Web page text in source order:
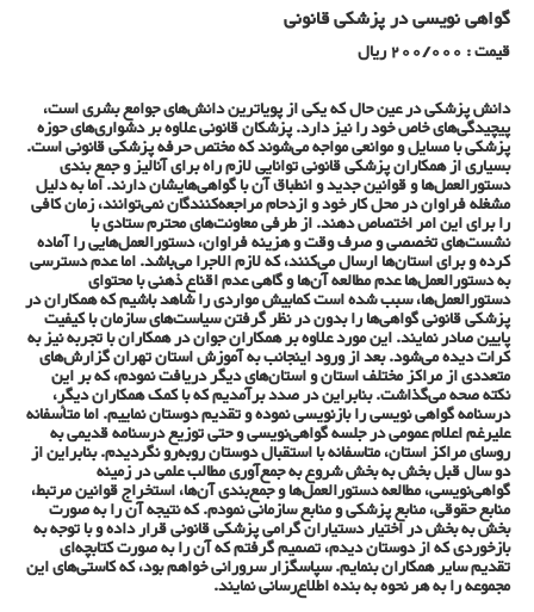
گواهی نویسی در پزشکی قانونی
قیمت : 200/000 ریال
دانش پزشکی در عین حال که یکی از پویاترین دانش‌های جوامع بشری است،
پیچیدگی‌های خاص خود را نیز دارد. پزشکان قانونی علاوه بر دشواری‌های حوزه
پزشکی با مسایل و موانعی مواجه می‌شوند که مختص حرفه پزشکی قانونی است.
بسیاری از همکاران پزشکی قانونی توانایی لازم راه برای آنالیز و جمع بندی
دستورالعمل‌ها و قوانین جدید و انطباق آن با گواهی‌هایشان دارند. اما به دلیل
مشغله فراوان در محل کار خود و ازدحام مراجعه‌کنندگان نمی‌توانند، زمان کافی
را برای این امر اختصاص دهند. از طرفی معاونت‌های محترم ستادی با
نشست‌های تخصصی و صرف وقت و هزینه فراوان، دستورالعمل‌هایی را آماده
کرده و برای استان‌ها ارسال می‌کنند، که لازم الاجرا می‌باشد. اما عدم دسترسی
به دستورالعمل‌ها عدم مطالعه آن‌ها و گاهی عدم اقناع ذهنی با محتوای
دستورالعمل‌ها، سبب شده است کمابیش مواردی را شاهد باشیم که همکاران در
پزشکی قانونی گواهی‌ها را بدون در نظر گرفتن سیاست‌های سازمان با کیفیت
پایین صادر نمایند. این مورد علاوه بر همکاران جوان در همکاران با تجربه نیز به
کرات دیده می‌شود. بعد از ورود اینجانب به آموزش استان تهران گزارش‌های
متعددی از مراکز مختلف استان و استان‌های دیگر دریافت نمودم، که بر این
نکته صحه می‌گذاشت. بنابراین در صدد برآمدیم که با کمک همکاران دیگر،
درسنامه گواهی نویسی را بازنویسی نموده و تقدیم دوستان نماییم. اما متأسفانه
علیرغم اعلام عمومی در جلسه گواهی‌نویسی و حتی توزیع درسنامه قدیمی به
روسای مراکز استان، متاسفانه با استقبال دوستان روبه‌رو نگردیدم. بنابراین از
دو سال قبل بخش به بخش شروع به جمع‌آوری مطالب علمی در زمینه
گواهی‌نویسی، مطالعه دستورالعمل‌ها و جمع‌بندی آن‌ها، استخراج قوانین مرتبط،
منابع حقوقی، منابع پزشکی و منابع سازمانی نمودم. که نتیجه آن را به صورت
بخش به بخش در اختیار دستیاران گرامی پزشکی قانونی قرار داده و با توجه به
بازخوردی که از دوستان دیدم، تصمیم گرفتم که آن را به صورت کتابچه‌ای
تقدیم سایر همکاران بنمایم.سپاسگزار سرورانی خواهم بود، که کاستی‌های این
مجموعه را به هر نحوه به بنده اطلاع‌رسانی نمایند.